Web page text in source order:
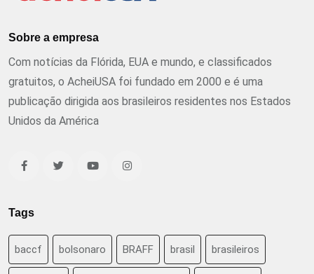
Sobre a empresa
Com notícias da Flórida, EUA e mundo, e classificados
gratuitos, o AcheiUSA foi fundado em 2000 e é uma
publicação dirigida aos brasileiros residentes nos Estados
Unidos da América
Tags
baccf bolsonaro BRAFF brasil brasileiros